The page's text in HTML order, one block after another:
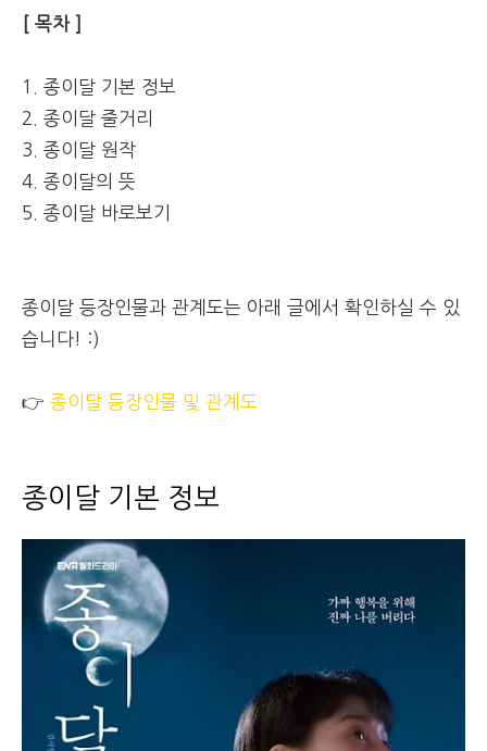
[ 목차 ]
1. 종이달 기본 정보
2. 종이달 줄거리
3. 종이달 원작
4. 종이달의 뜻
5. 종이달 바로보기
종이달 등장인물과 관계도는 아래 글에서 확인하실 수 있
습니다! :)
👉 종이달 등장인물 및 관계도
종이달 기본 정보